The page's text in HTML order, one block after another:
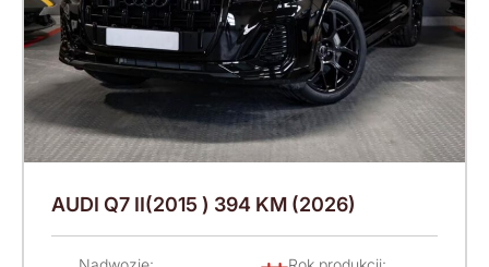
AUDI Q7 II(2015 ) 394 KM (2026)